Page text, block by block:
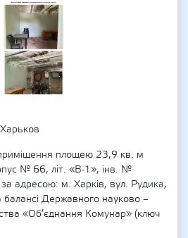
площею 23,9 кв. м
№ 66, літ. «В-1», інв. №
адресою: м. Харків, вул. Рудика,
балансі Державного науково –
«Об’єднання Комунар» (ключ